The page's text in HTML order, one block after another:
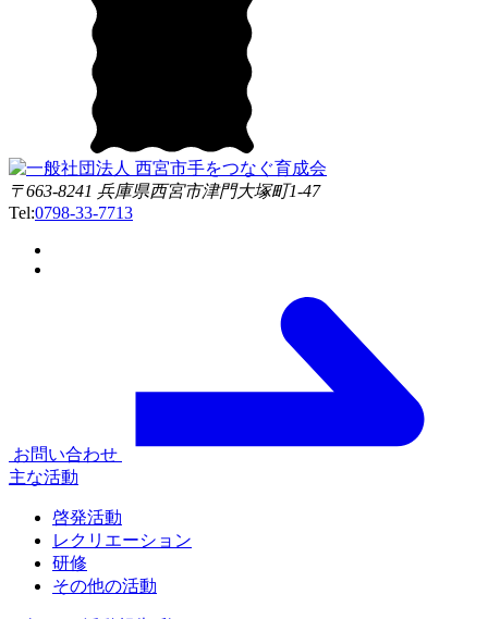
〒663-8241 兵庫県西宮市津門大塚町1-47
Tel:0798-33-7713
お問い合わせ
主な活動
啓発活動
レクリエーション
研修
その他の活動